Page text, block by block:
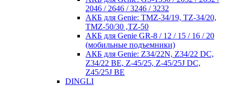
2046 / 2646 / 3246 / 3232
АКБ для Genie: TMZ-34/19, TZ-34/20,
TMZ-50/30 ,TZ-50
АКБ для Genie GR-8 / 12 / 15 / 16 / 20
(мобильные подъемники)
АКБ для Genie: Z34/22N, Z34/22 DC,
Z34/22 BE, Z-45/25, Z-45/25J DC,
Z45/25J BE
DINGLI